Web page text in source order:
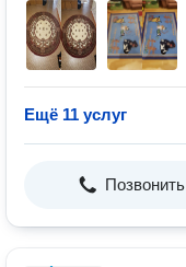
Ещё 11 услуг
Позвонить